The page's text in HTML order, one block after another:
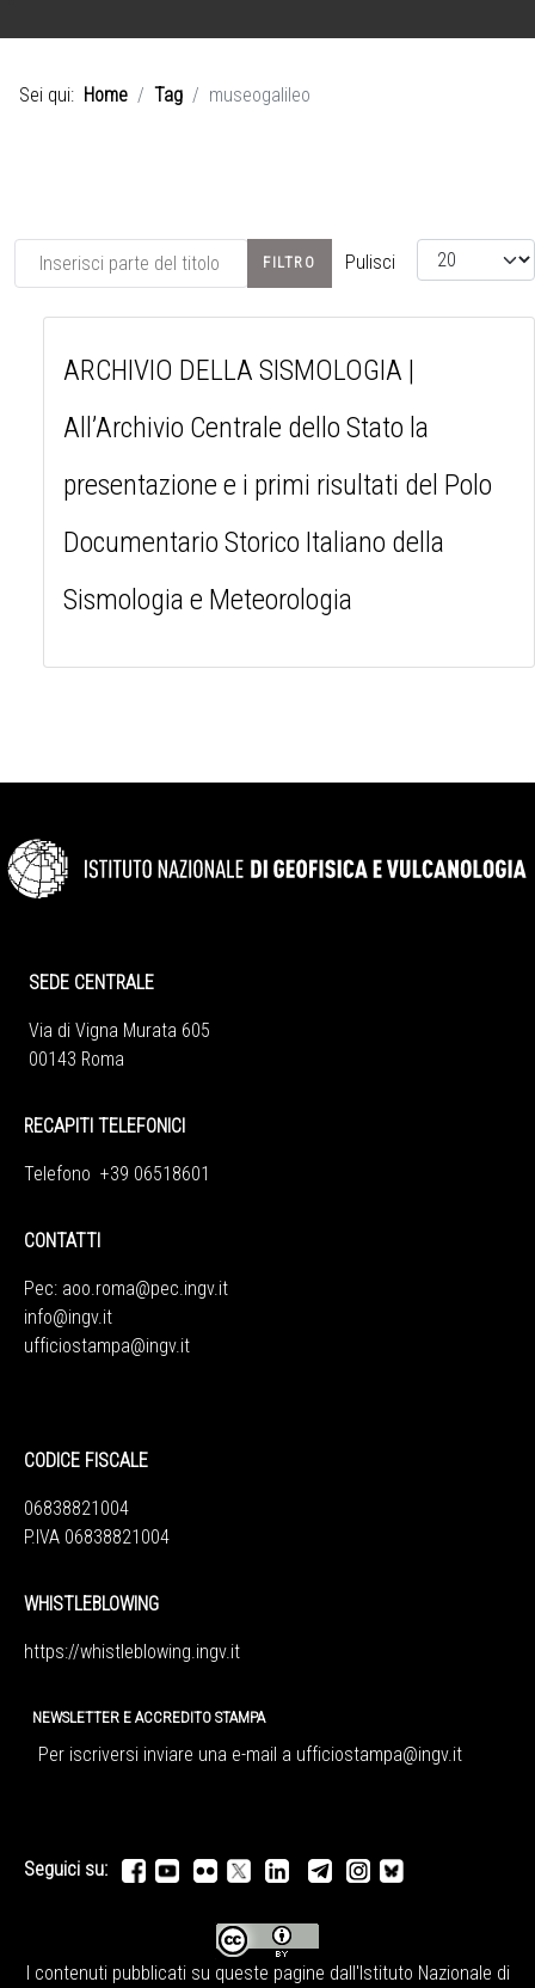
Sei qui: Home Tag museogalileo
Inserisci parte del titolo FILTRO Pulisci Visualizza #
ARCHIVIO DELLA SISMOLOGIA |
All’Archivio Centrale dello Stato la
presentazione e i primi risultati del Polo
Documentario Storico Italiano della
Sismologia e Meteorologia
SEDE CENTRALE
Via di Vigna Murata 605
00143 Roma
RECAPITI TELEFONICI
Telefono +39 06518601
CONTATTI
Pec: aoo.roma@pec.ingv.it
info@ingv.it
ufficiostampa@ingv.it
CODICE FISCALE
06838821004
P.IVA 06838821004
WHISTLEBLOWING
https://whistleblowing.ingv.it
NEWSLETTER E ACCREDITO STAMPA
Per iscriversi inviare una e-mail a ufficiostampa@ingv.it
Seguici su:
I contenuti pubblicati su queste pagine dall' Istituto Nazionale di